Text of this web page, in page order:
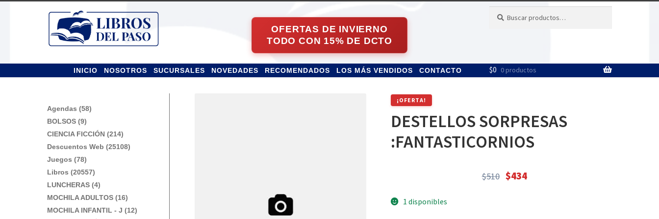
Ir
la
navegación
Ir
contenido
por:
INICIO NOSOTROS SUCURSALES NOVEDADES RECOMENDADOS LOS MÁS VENDIDOS CONTACTO $0 0 productos
¡OFERTA!
DESTELLOS SORPRESAS
:FANTASTICORNIOS
$510 El
$434
El
1 disponibles
Agendas (58)
BOLSOS (9)
CIENCIA FICCIÓN (214)
Descuentos Web (25108)
Juegos (78)
Libros (20557)
LUNCHERAS (4)
MOCHILA ADULTOS (16)
MOCHILA INFANTIL - J (12)